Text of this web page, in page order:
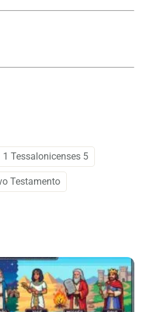
1 Tessalonicenses 5
Testamento